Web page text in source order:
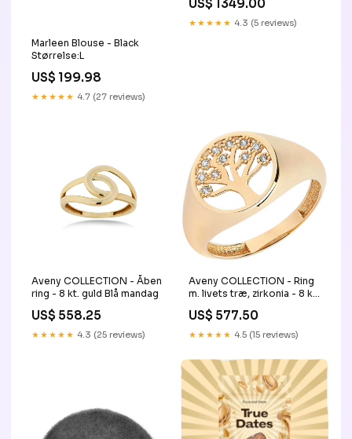
Marleen Blouse - Black
Størrelse:L
US$ 199.98
★★★★★ 4.7 (27 reviews)
lænke SK-06-03
US$ 1349.00
★★★★★ 4.3 (5 reviews)
Aveny COLLECTION - Åben
ring - 8 kt. guld Blå mandag
US$ 558.25
★★★★★ 4.3 (25 reviews)
Aveny COLLECTION - Ring
m. livets træ, zirkonia - 8 kt.
US$ 577.50
★★★★★ 4.5 (15 reviews)